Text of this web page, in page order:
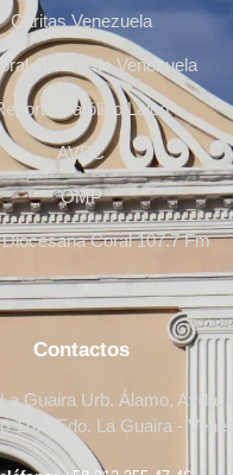
Cáritas Venezuela
Juvenil de Venezuela
Católico Laico
AVEC
OMP
Coral 107.7 Fm
Contactos
Guaira Urb. Álamo, Avda.
1164 Edo. La Guaira -